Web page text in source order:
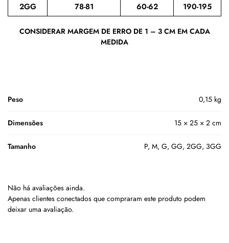
2GG
78-81 60-62 190-195
CONSIDERAR MARGEM DE ERRO DE 1 – 3 CM EM CADA
MEDIDA
Peso 0,15 kg
Dimensões 15 × 25 × 2 cm
Tamanho P, M, G, GG, 2GG, 3GG
Não há avaliações ainda.
Apenas clientes conectados que compraram este produto podem
deixar uma avaliação.